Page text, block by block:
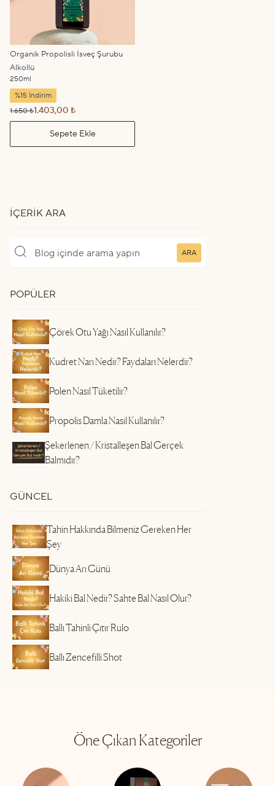
Organik Propolisli İsveç Şurubu
Alkollü
250ml
%15 İndirim
1.650 ₺1.403,00 ₺
Sepete Ekle
İÇERIK ARA
ARA
POPÜLER
Çörek Otu Yağı Nasıl Kullanılır?
Kudret Narı Nedir? Faydaları Nelerdir?
Polen Nasıl Tüketilir?
Propolis Damla Nasıl Kullanılır?
Şekerlenen / Kristalleşen Bal Gerçek
Balmıdır?
GÜNCEL
Tahin Hakkında Bilmeniz Gereken Her
Şey
Dünya Arı Günü
Hakiki Bal Nedir? Sahte Bal Nasıl Olur?
Ballı Tahinli Çıtır Rulo
Ballı Zencefilli Shot
Öne Çıkan Kategoriler